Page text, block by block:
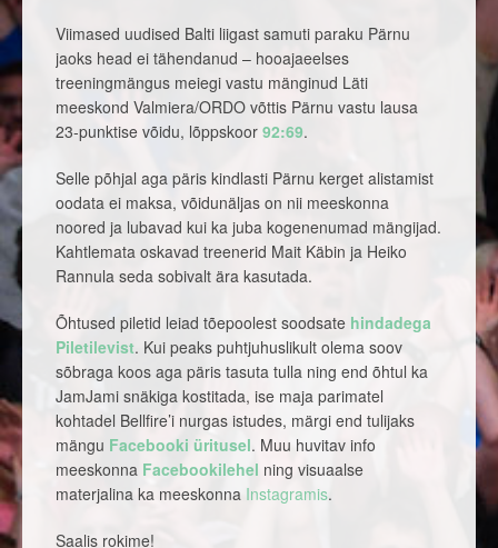
Viimased uudised Balti liigast samuti paraku Pärnu
jaoks head ei tähendanud – hooajaeelses
treeningmängus meiegi vastu mänginud Läti
meeskond Valmiera/ORDO võttis Pärnu vastu lausa
23-punktise võidu, lõppskoor 92:69.
Selle põhjal aga päris kindlasti Pärnu kerget alistamist
oodata ei maksa, võidunäljas on nii meeskonna
noored ja lubavad kui ka juba kogenenumad mängijad.
Kahtlemata oskavad treenerid Mait Käbin ja Heiko
Rannula seda sobivalt ära kasutada.
Õhtused piletid leiad tõepoolest soodsate hindadega
Piletilevist. Kui peaks puhtjuhuslikult olema soov
sõbraga koos aga päris tasuta tulla ning end õhtul ka
JamJami snäkiga kostitada, ise maja parimatel
kohtadel Bellfire’i nurgas istudes, märgi end tulijaks
mängu Facebooki üritusel. Muu huvitav info
meeskonna Facebookilehel ning visuaalse
materjalina ka meeskonna Instagramis.
Saalis rokime!